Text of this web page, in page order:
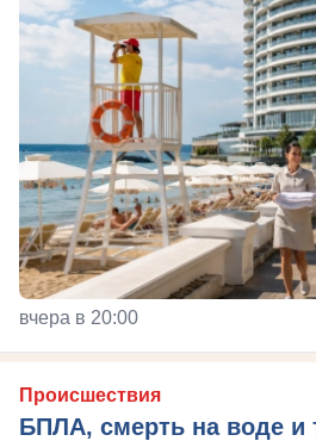
вчера в 20:00
Происшествия
БПЛА, смерть на воде и